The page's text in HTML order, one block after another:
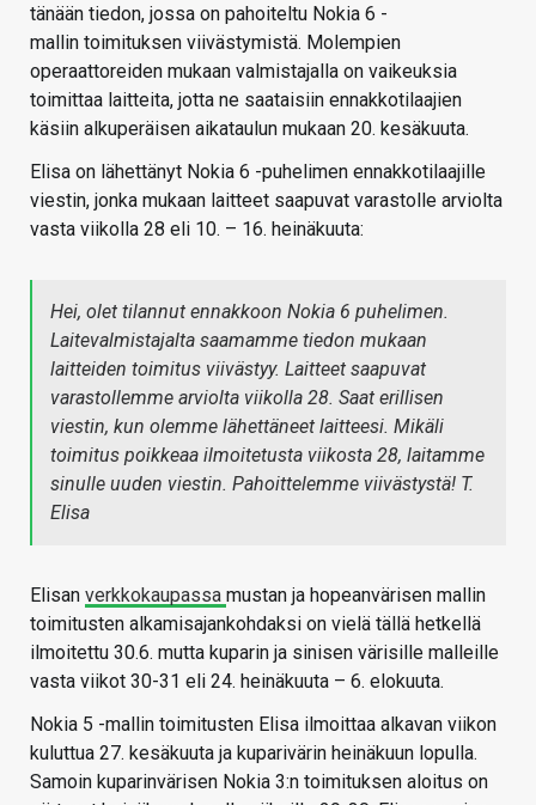
tänään tiedon, jossa on pahoiteltu Nokia 6 -
mallin toimituksen viivästymistä. Molempien
operaattoreiden mukaan valmistajalla on vaikeuksia
toimittaa laitteita, jotta ne saataisiin ennakkotilaajien
käsiin alkuperäisen aikataulun mukaan 20. kesäkuuta.
Elisa on lähettänyt Nokia 6 -puhelimen ennakkotilaajille
viestin, jonka mukaan laitteet saapuvat varastolle arviolta
vasta viikolla 28 eli 10. – 16. heinäkuuta:
Hei, olet tilannut ennakkoon Nokia 6 puhelimen.
Laitevalmistajalta saamamme tiedon mukaan
laitteiden toimitus viivästyy. Laitteet saapuvat
varastollemme arviolta viikolla 28. Saat erillisen
viestin, kun olemme lähettäneet laitteesi. Mikäli
toimitus poikkeaa ilmoitetusta viikosta 28, laitamme
sinulle uuden viestin. Pahoittelemme viivästystä! T.
Elisa
Elisan verkkokaupassa mustan ja hopeanvärisen mallin
toimitusten alkamisajankohdaksi on vielä tällä hetkellä
ilmoitettu 30.6. mutta kuparin ja sinisen värisille malleille
vasta viikot 30-31 eli 24. heinäkuuta – 6. elokuuta.
Nokia 5 -mallin toimitusten Elisa ilmoittaa alkavan viikon
kuluttua 27. kesäkuuta ja kuparivärin heinäkuun lopulla.
Samoin kuparinvärisen Nokia 3:n toimituksen aloitus on